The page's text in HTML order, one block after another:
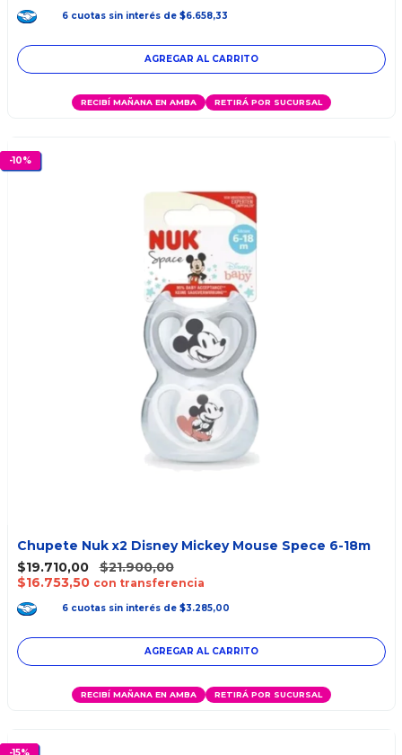
6 cuotas sin interés de $6.658,33
AGREGAR AL CARRITO
RECIBÍ MAÑANA EN AMBA RETIRÁ POR SUCURSAL
-10%
Chupete Nuk x2 Disney Mickey Mouse Spece 6-18m
$19.710,00
$21.900,00
$16.753,50 con transferencia
6 cuotas sin interés de $3.285,00
RECIBÍ MAÑANA EN AMBA RETIRÁ POR SUCURSAL